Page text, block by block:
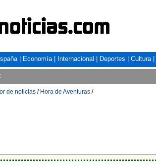
| Economía| Internacional Deportes Cultura|
de noticias / Hora de Aventuras /